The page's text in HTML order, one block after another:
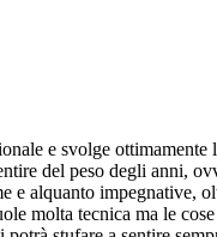
e svolge ottimamente
del peso degli anni,
e alquanto impegnative,
molta tecnica ma le